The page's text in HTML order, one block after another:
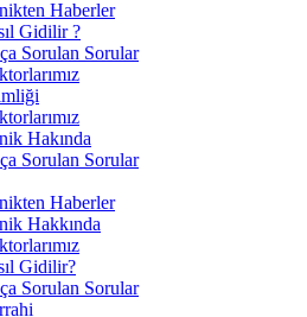
Haberler
Gidilir ?
Sorulan Sorular
Hakında
Sorulan Sorular
Haberler
Hakkında
Gidilir?
Sorulan Sorular